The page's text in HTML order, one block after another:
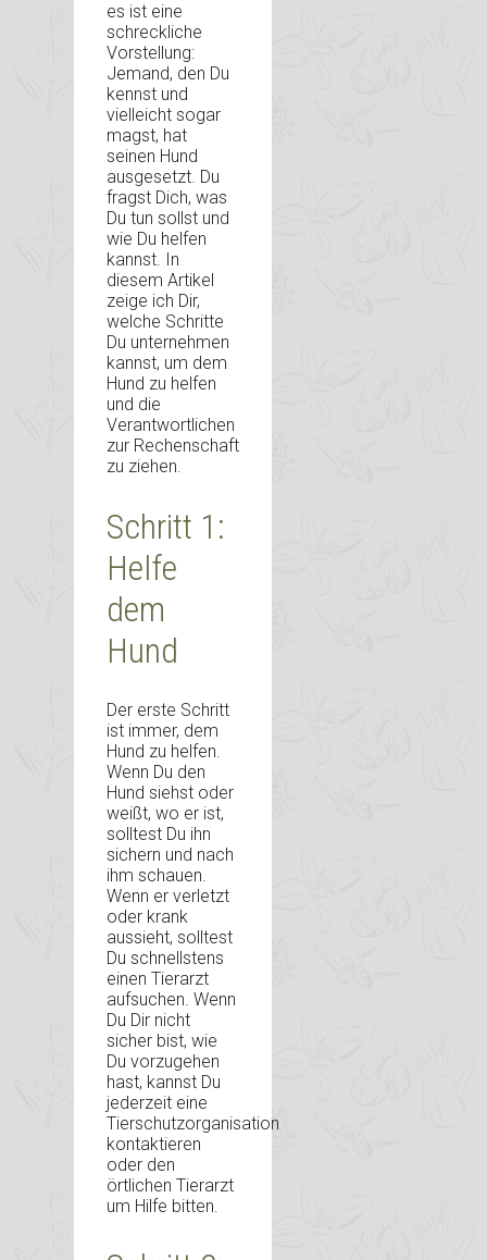
es ist eine
schreckliche
Vorstellung:
Jemand, den Du
kennst und
vielleicht sogar
magst, hat
seinen Hund
ausgesetzt. Du
fragst Dich, was
Du tun sollst und
wie Du helfen
kannst. In
diesem Artikel
zeige ich Dir,
welche Schritte
Du unternehmen
kannst, um dem
Hund zu helfen
und die
Verantwortlichen
zur Rechenschaft
zu ziehen.
Schritt 1:
Helfe
dem
Hund
Der erste Schritt
ist immer, dem
Hund zu helfen.
Wenn Du den
Hund siehst oder
weißt, wo er ist,
solltest Du ihn
sichern und nach
ihm schauen.
Wenn er verletzt
oder krank
aussieht, solltest
Du schnellstens
einen Tierarzt
aufsuchen. Wenn
Du Dir nicht
sicher bist, wie
Du vorzugehen
hast, kannst Du
jederzeit eine
Tierschutzorganisation
kontaktieren
oder den
örtlichen Tierarzt
um Hilfe bitten.